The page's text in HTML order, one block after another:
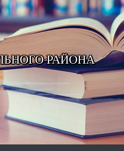
РАЙОНА